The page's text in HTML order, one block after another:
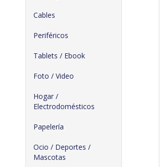
Cables
Periféricos
Tablets / Ebook
Foto / Video
Hogar /
Electrodomésticos
Papelería
Ocio / Deportes /
Mascotas